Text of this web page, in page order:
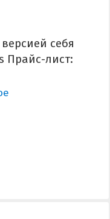
себя
Прайс-лист: